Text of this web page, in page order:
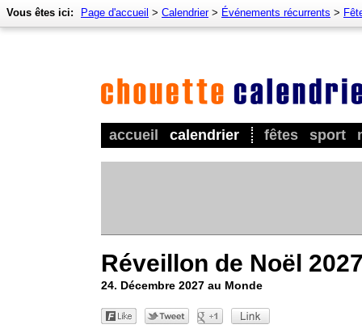
accueil calendrier fêtes sport
Vous êtes ici: Page d'accueil > Calendrier> Événements récurrents >
Réveillon de Noël
24. Décembre 2027 au Monde